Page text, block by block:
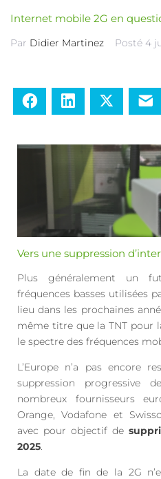
Internet mobile 2G en
Par Didier Martinez Posté 4
FacebookLinkedIn Twitter
Vers une suppression
Plus généralement un
fréquences basses utilisées
lieu dans les prochaines
même titre que la TNT pour
le spectre des fréquences
L’Europe n’a pas encore
suppression progressive
nombreux fournisseurs
Orange, Vodafone et
avec pour objectif de
2025
La date de fin de la 2G